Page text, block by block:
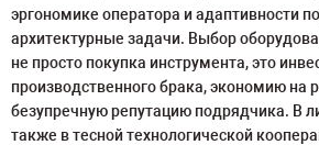
эргономике оператора и адаптивности
архитектурные задачи. Выбор
не просто покупка инструмента, это
производственного брака, экономию на
безупречную репутацию подрядчика. В
также в тесной технологической